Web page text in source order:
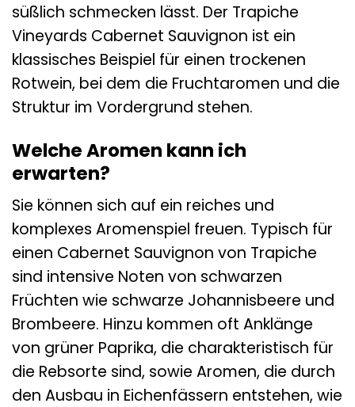
süßlich schmecken lässt. Der Trapiche
Vineyards Cabernet Sauvignon ist ein
klassisches Beispiel für einen trockenen
Rotwein, bei dem die Fruchtaromen und die
Struktur im Vordergrund stehen.
Welche Aromen kann ich
erwarten?
Sie können sich auf ein reiches und
komplexes Aromenspiel freuen. Typisch für
einen Cabernet Sauvignon von Trapiche
sind intensive Noten von schwarzen
Früchten wie schwarze Johannisbeere und
Brombeere. Hinzu kommen oft Anklänge
von grüner Paprika, die charakteristisch für
die Rebsorte sind, sowie Aromen, die durch
den Ausbau in Eichenfässern entstehen, wie